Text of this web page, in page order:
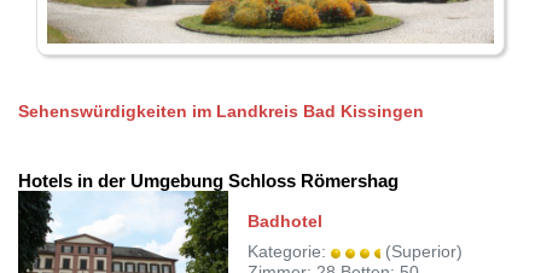
Sehenswürdigkeiten im Landkreis Bad Kissingen
Hotels in der Umgebung Schloss Römershag
Badhotel
Kategorie:
(Superior)